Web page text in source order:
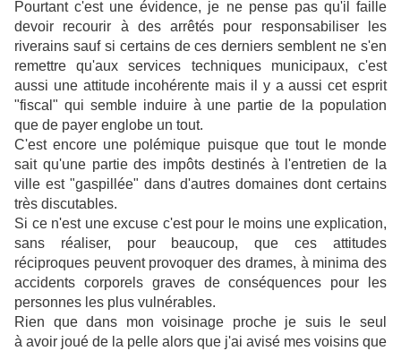
Pourtant c'est une évidence, je ne pense pas qu'il faille
devoir recourir à des arrêtés pour responsabiliser les
riverains sauf si certains de ces derniers semblent ne s'en
remettre qu'aux services techniques municipaux, c'est
aussi une attitude incohérente mais il y a aussi cet esprit
"fiscal" qui semble induire à une partie de la population
que de payer englobe un tout.
C'est encore une polémique puisque que tout le monde
sait qu'une partie des impôts destinés à l'entretien de la
ville est "gaspillée" dans d'autres domaines dont certains
très discutables.
Si ce n'est une excuse c'est pour le moins une explication,
sans réaliser, pour beaucoup, que ces attitudes
réciproques peuvent provoquer des drames, à minima des
accidents corporels graves de conséquences pour les
personnes les plus vulnérables.
Rien que dans mon voisinage proche je suis le seul
à avoir joué de la pelle alors que j'ai avisé mes voisins que